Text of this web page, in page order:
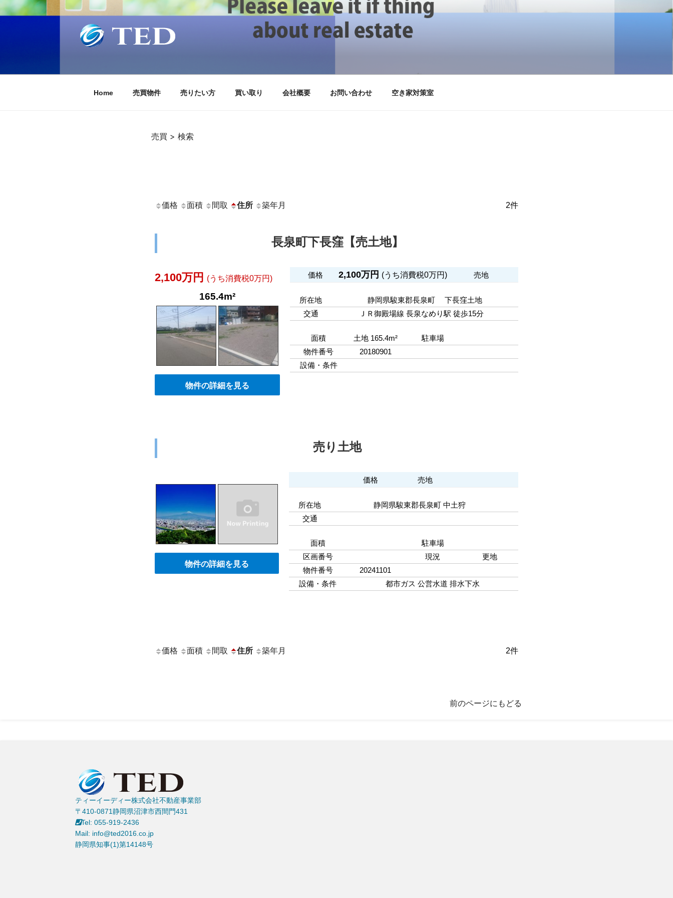
コ
ン
ス
Home 売買物件 売りたい方 買い取り 会社概要 お問い合わせ 空き家対策室
売買 > 検索
価格 面積 間取 住所 築年月 2件
長泉町下長窪【売土地】
2,100万円 (うち消費税0万円)
165.4m²
物件の詳細を見る
価格 2,100万円 (うち消費税0万円) 売地
所在地
静岡県駿東郡長泉町 下長窪土地
交通
ＪＲ御殿場線 長泉なめり駅 徒歩15分
面積 土地 165.4m²
駐車場
物件番号
20180901
設備・条件
売り土地
物件の詳細を見る
価格 売地
所在地
静岡県駿東郡長泉町 中土狩
交通
面積
駐車場
区画番号
現況
更地
物件番号
20241101
設備・条件
都市ガス 公営水道 排水下水
価格 面積 間取 住所 築年月 2件
前のページにもどる
ティーイーディー株式会社不動産事業部
〒410-0871静岡県沼津市西間門431
Tel: 055-919-2436
Mail: info@ted2016.co.jp
静岡県知事(1)第14148号